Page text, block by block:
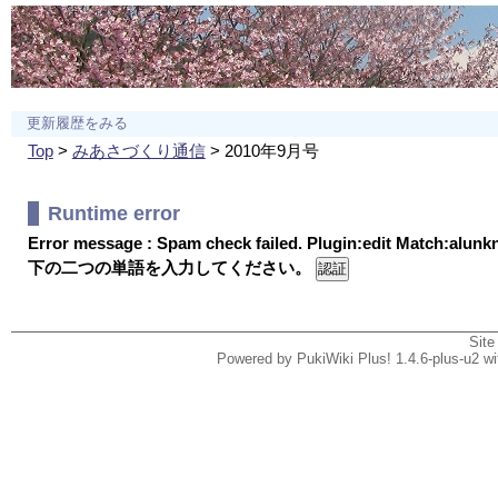
更新履歴をみる
Top> みあさづくり通信> 2010年9月号
Runtime error
Error message : Spam check failed. Plugin:edit
下の二つの単語を入力してください。
Powered by PukiWiki Plus! 1.4.6-plus-u2